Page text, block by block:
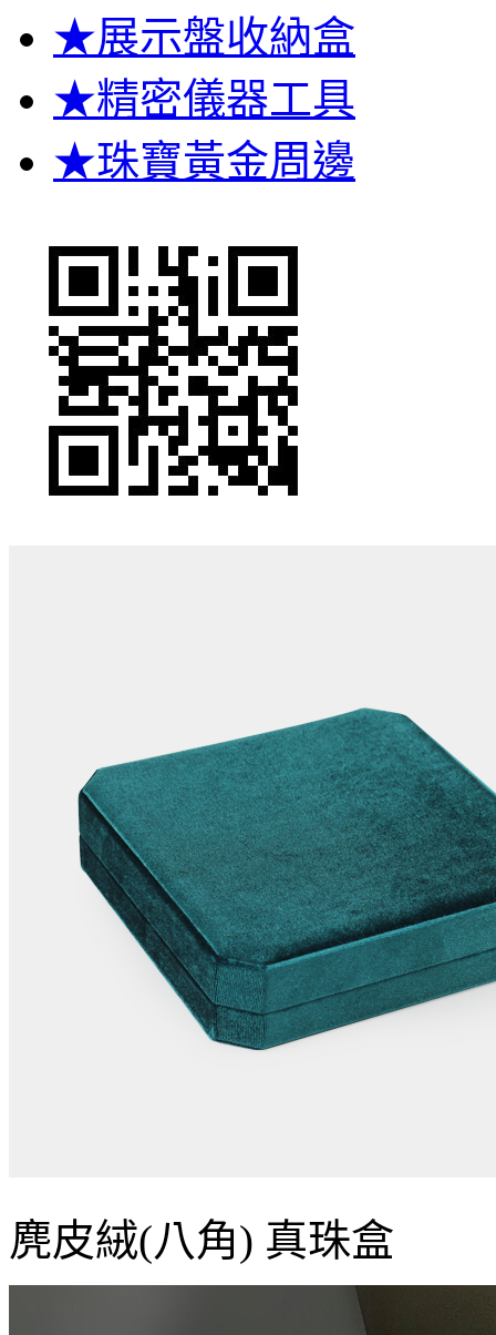
★展示盤收納盒
★精密儀器工具
★珠寶黃金周邊
麂皮絨(八角) 真珠盒